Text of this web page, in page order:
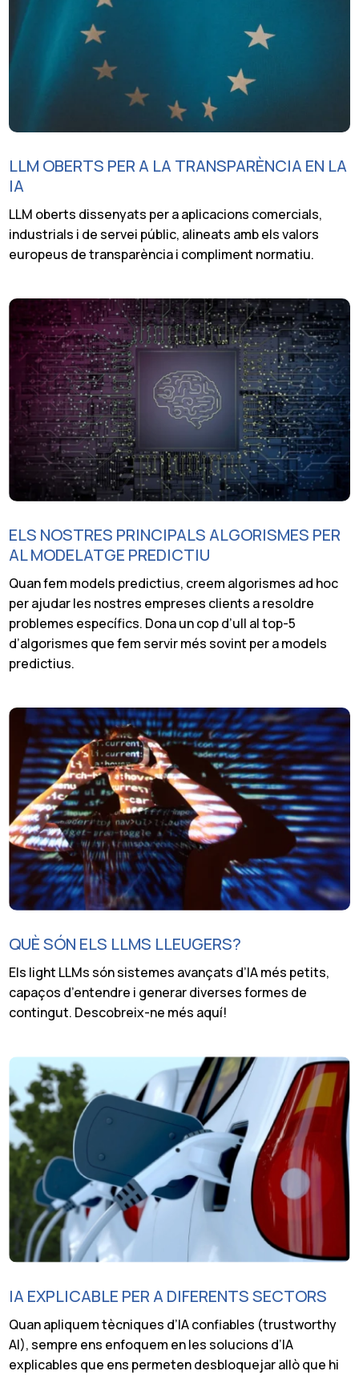
LLM OBERTS PER A LA TRANSPARÈNCIA EN LA
IA
LLM oberts dissenyats per a aplicacions comercials,
industrials i de servei públic, alineats amb els valors
europeus de transparència i compliment normatiu.
ELS NOSTRES PRINCIPALS ALGORISMES PER
AL MODELATGE PREDICTIU
Quan fem models predictius, creem algorismes ad hoc
per ajudar les nostres empreses clients a resoldre
problemes específics. Dona un cop d’ull al top-5
d’algorismes que fem servir més sovint per a models
predictius.
QUÈ SÓN ELS LLMS LLEUGERS?
Els light LLMs són sistemes avançats d’IA més petits,
capaços d’entendre i generar diverses formes de
contingut. Descobreix-ne més aquí!
IA EXPLICABLE PER A DIFERENTS SECTORS
Quan apliquem tècniques d’IA confiables (trustworthy
AI), sempre ens enfoquem en les solucions d’IA
explicables que ens permeten desbloquejar allò que hi